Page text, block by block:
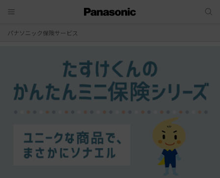
パナソニック保険サービス